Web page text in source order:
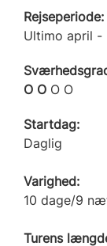
Rejseperiode:
Ultimo april -
O O O O
Startdag:
Daglig
Varighed:
10 dage/9
Turens